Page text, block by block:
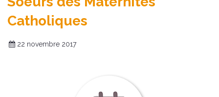
Catholiques
22 novembre 2017